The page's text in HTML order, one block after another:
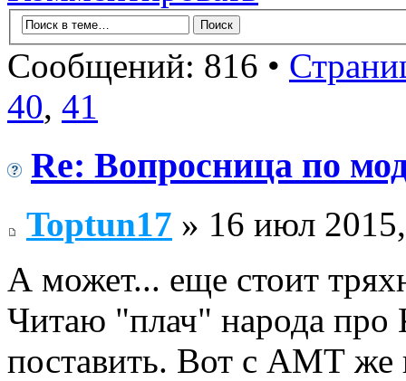
Сообщений: 816 •
40, 41
Re: Вопросница по
Toptun17 » 16 июл
А может... еще стоит
Читаю "плач" народа
поставить. Вот с АМТ же